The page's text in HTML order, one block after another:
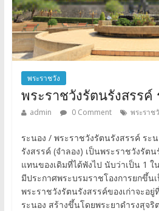
พระราชวัง
พระราชวังรัตนรังสรรค์
admin 0 Comment พระราช
ระนอง / พระราชวังรัตนรังสรรค์ ระ
รังสรรค์ (จำลอง) เป็นพระราชวังรัต
แทนของเดิมที่ได้พังไป นับว่าเป็น 1 ใ
มีประกาศพระบรมราชโองการยกขึ้น
พระราชวังรัตนรังสรรค์ของเก่าจะอยู่
ระนอง สร้างขึ้นโดยพระยาดำรงสุจ